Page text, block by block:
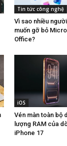
Tin tức công nghệ
Vì sao nhiều
muốn gỡ bỏ
Office?
iOS
Vén màn toàn bộ
lượng RAM của
iPhone 17